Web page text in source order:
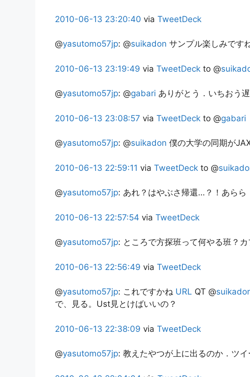
2010-06-13 23:20:40 via TweetDeck
@yasutomo57jp: @suikadon サンプル楽しみです
2010-06-13 23:19:49 via TweetDeck to @
@yasutomo57jp: @gabari ありがとう．いちおう
2010-06-13 23:08:57 via TweetDeck to @gabari
@yasutomo57jp: @suikadon 僕の大学の同期が
2010-06-13 22:59:11 via TweetDeck to @
@yasutomo57jp: あれ？はやぶさ帰還…？！あらら
2010-06-13 22:57:54 via TweetDeck
@yasutomo57jp: ところで方探班って何やる班？
2010-06-13 22:56:49 via TweetDeck
@yasutomo57jp: これですかね URL QT @
で、見る。Ust見とけばいいの？
2010-06-13 22:38:09 via TweetDeck
@yasutomo57jp: 教えたやつが上に出るのか．ツイ